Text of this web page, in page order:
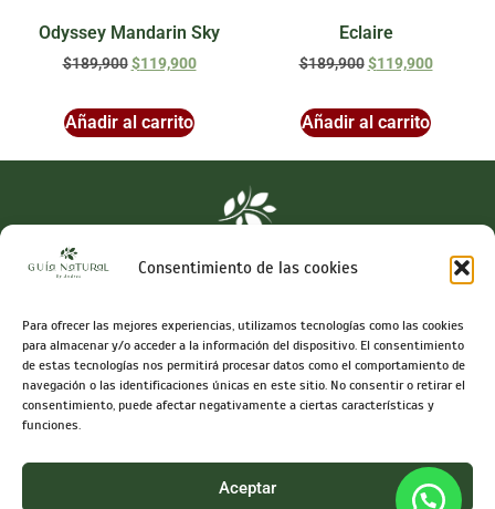
Consentimiento de las cookies
Para ofrecer las mejores experiencias, utilizamos tecnologías como las cookies
para almacenar y/o acceder a la información del dispositivo. El consentimiento
de estas tecnologías nos permitirá procesar datos como el comportamiento de
navegación o las identificaciones únicas en este sitio. No consentir o retirar el
consentimiento, puede afectar negativamente a ciertas características y
funciones.
Aceptar
Odyssey Mandarin Sky
$189,900 $119,900
Añadir al carrito
Eclaire
$189,900 $119,900
Añadir al carrito
Síguenos en
Términos y condiciones